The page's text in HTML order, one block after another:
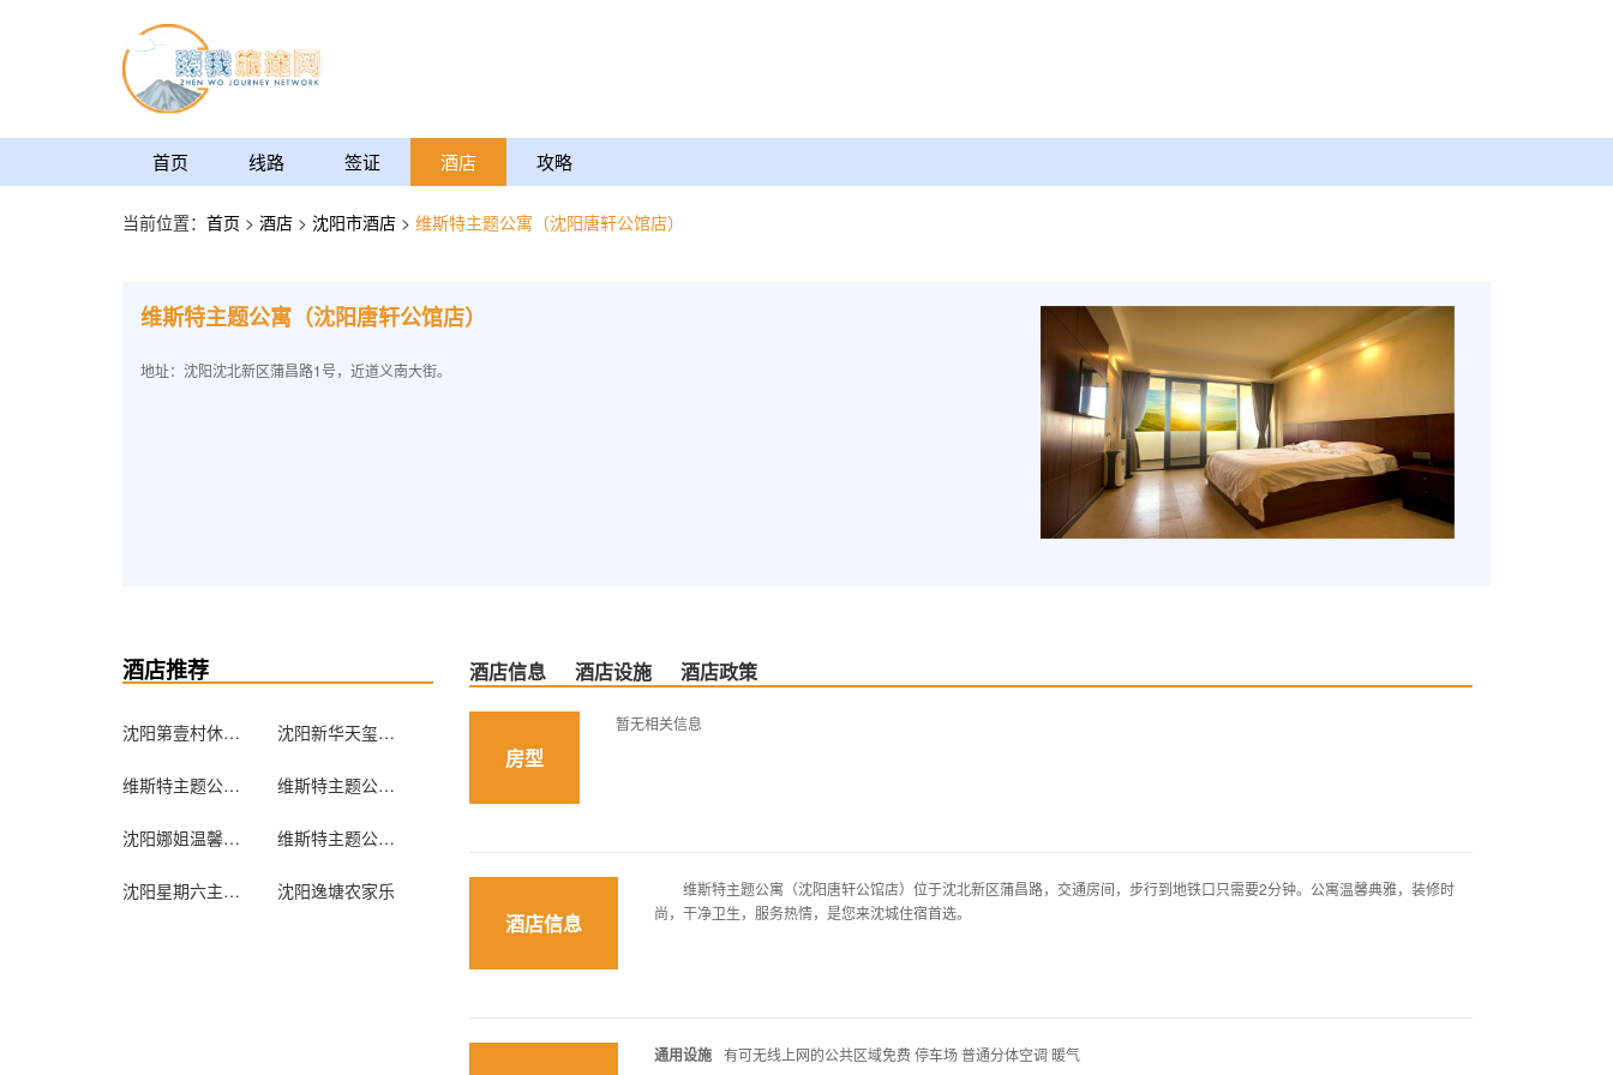
首页 线路 签证 酒店 攻略
当前位置： 首页 > 酒店 > 沈阳市酒店 > 维斯特主题公寓（沈阳唐轩公馆店）
维斯特主题公寓（沈阳唐轩公馆店）
地址：沈阳沈北新区蒲昌路1号，近道义南大街。
酒店推荐
沈阳第壹村休闲浴宫酒店 沈阳新华天玺酒店
维斯特主题公寓（沈阳唐轩公馆店） 维斯特主题公寓（沈阳美麟阁店）
沈阳娜姐温馨公寓 维斯特主题公寓（沈阳华强城店）
沈阳星期六主题公寓 沈阳逸塘农家乐
酒店信息 酒店设施 酒店政策
房型
暂无相关信息
酒店信息
维斯特主题公寓（沈阳唐轩公馆店）位于沈北新区蒲昌路，交通房间，步行到地铁口只需要2分钟。公寓温馨典雅，装修时
尚，干净卫生，服务热情，是您来沈城住宿首选。
通用设施 有可无线上网的公共区域免费 停车场 普通分体空调 暖气